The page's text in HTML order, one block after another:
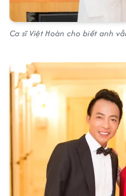
Ca sĩ Việt Hoàn cho biết anh